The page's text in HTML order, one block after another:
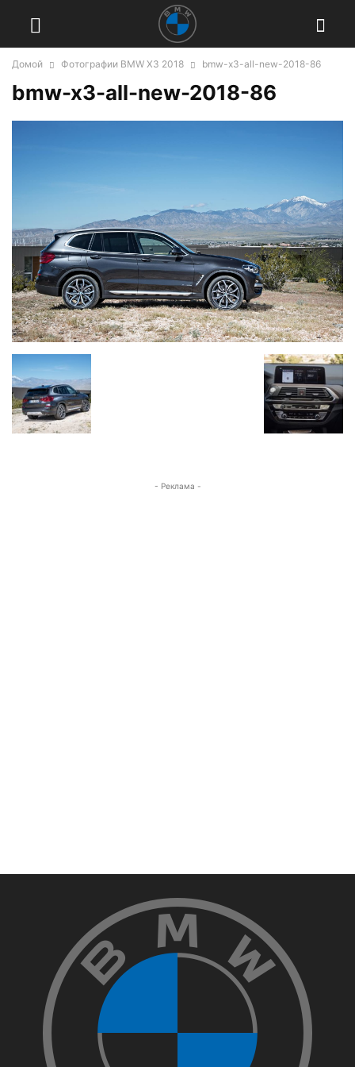
Домой Фотографии BMW X3 2018 bmw-x3-all-new-2018-86
bmw-x3-all-new-2018-86
- Реклама -